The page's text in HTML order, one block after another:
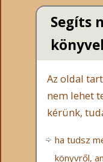
Segíts
Az oldal
nem lehet
kérünk,
ha tudsz
könyvről,